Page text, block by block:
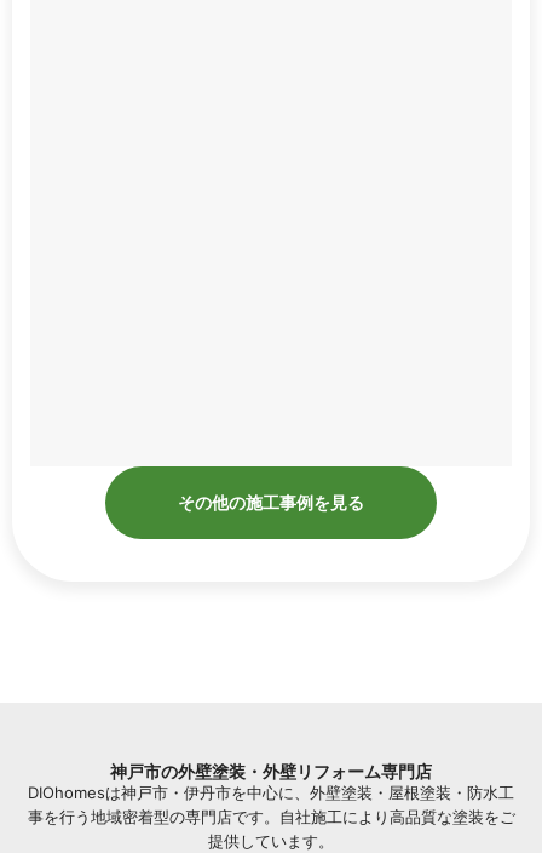
その他の施工事例を見る
神戸市の外壁塗装・外壁リフォーム専門店
DIOhomesは神戸市・伊丹市を中心に、外壁塗装・屋根塗装・防水工
事を行う地域密着型の専門店です。自社施工により高品質な塗装をご
提供しています。